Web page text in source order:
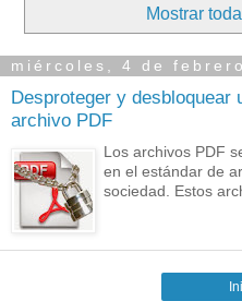
Mostrar
miércoles, 4 de
Desproteger y desbloquear
archivo PDF
Los archivos PDF
en el estándar de
sociedad. Estos